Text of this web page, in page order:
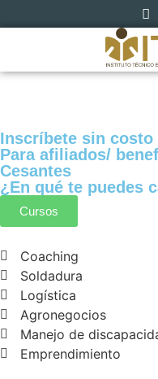
Inscríbete sin costo
Para afiliados/
Cesantes
¿En qué te puedes
Cursos
Coaching
Soldadura
Logística
Agronegocios
Manejo de
Emprendimiento